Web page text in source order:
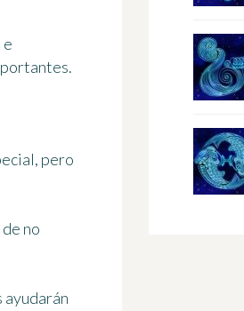
pero
no